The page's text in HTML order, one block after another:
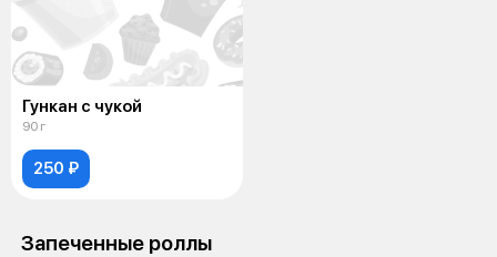
Гункан с чукой
90 г
250 ₽
Запеченные роллы